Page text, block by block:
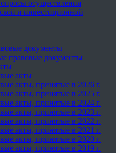
осуществления
и инвестиционной
документы
правовые документы
акты
акты, принятые в 2026 г.
акты, принятые в 2025 г.
акты, принятые в 2024 г.
акты, принятые в 2023 г.
акты, принятые в 2022 г.
акты, принятые в 2021 г.
акты, принятые в 2020 г.
акты, принятые в 2019 г.